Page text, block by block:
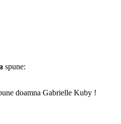
spune:
doamna Gabrielle Kuby !